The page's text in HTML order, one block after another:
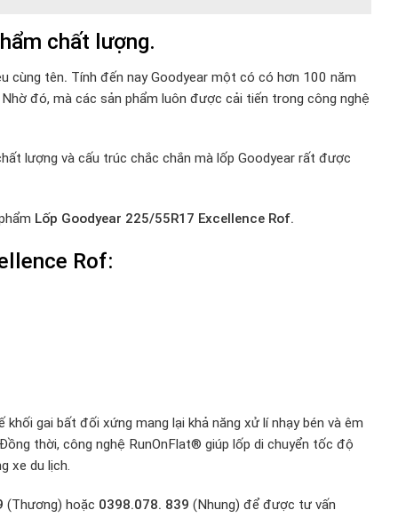
chất lượng.
cùng tên. Tính đến nay Goodyear một có có hơn 100 năm
đó, mà các sản phẩm luôn được cải tiến trong công nghệ
lượng và cấu trúc chắc chắn mà lốp Goodyear rất được
Lốp Goodyear 225/55R17 Excellence Rof.
Rof:
gai bất đối xứng mang lại khả năng xử lí nhạy bén và êm
thời, công nghệ RunOnFlat® giúp lốp di chuyển tốc độ
xe du lịch.
(Thương) hoặc 0398.078. 839 (Nhung) để được tư vấn